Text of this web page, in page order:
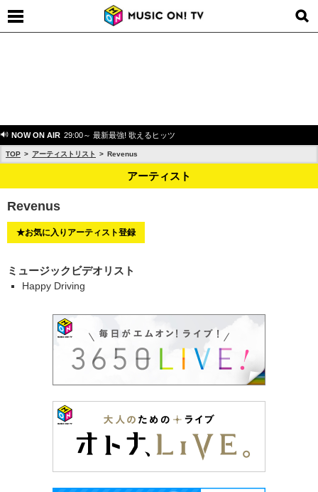
NOW ON AIR 29:00～ 最新最強! 歌えるヒッツ
TOP アーティストリスト Revenus
アーティスト
Revenus
★お気に入りアーティスト登録
ミュージックビデオリスト
Happy Driving